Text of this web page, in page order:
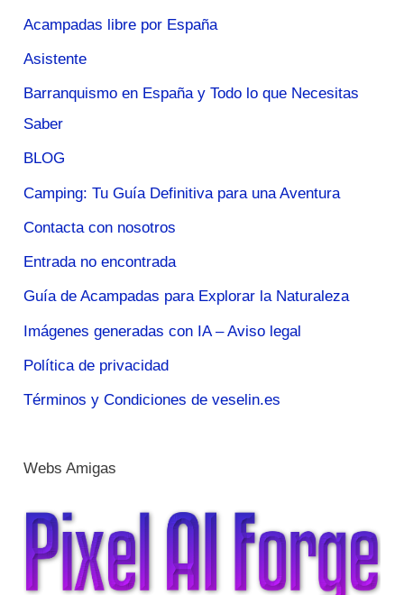
Acampadas libre por España
Asistente
Barranquismo en España y Todo lo que Necesitas
Saber
BLOG
Camping: Tu Guía Definitiva para una Aventura
Contacta con nosotros
Entrada no encontrada
Guía de Acampadas para Explorar la Naturaleza
Imágenes generadas con IA – Aviso legal
Política de privacidad
Términos y Condiciones de veselin.es
Webs Amigas